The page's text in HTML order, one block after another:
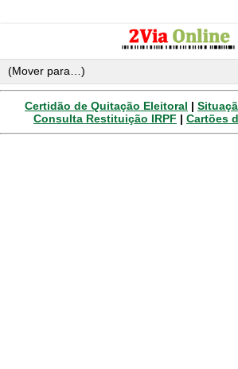
Certidão de Quitação Eleitoral |
Consulta Restituição IRPF | Cartões